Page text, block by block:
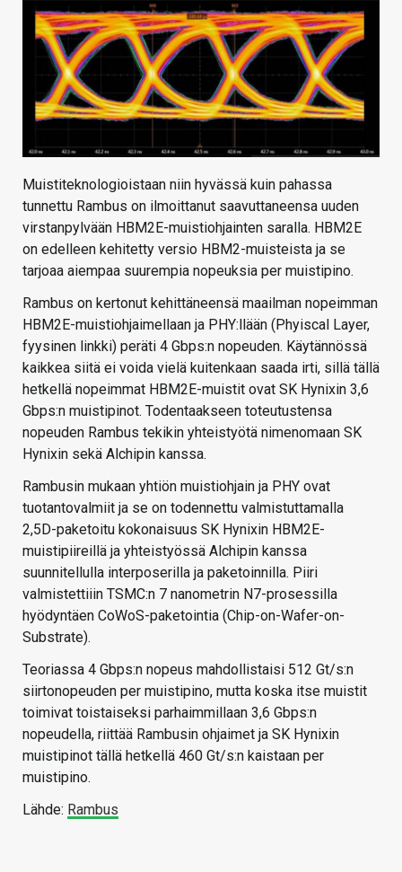
VAIHDA TEEMA
HAKU
Muistiteknologioistaan niin hyvässä kuin pahassa
tunnettu Rambus on ilmoittanut saavuttaneensa uuden
virstanpylvään HBM2E-muistiohjainten saralla. HBM2E
on edelleen kehitetty versio HBM2-muisteista ja se
tarjoaa aiempaa suurempia nopeuksia per muistipino.
Rambus on kertonut kehittäneensä maailman nopeimman
HBM2E-muistiohjaimellaan ja PHY:llään (Phyiscal Layer,
fyysinen linkki) peräti 4 Gbps:n nopeuden. Käytännössä
kaikkea siitä ei voida vielä kuitenkaan saada irti, sillä tällä
hetkellä nopeimmat HBM2E-muistit ovat SK Hynixin 3,6
Gbps:n muistipinot. Todentaakseen toteutustensa
nopeuden Rambus tekikin yhteistyötä nimenomaan SK
Hynixin sekä Alchipin kanssa.
Rambusin mukaan yhtiön muistiohjain ja PHY ovat
tuotantovalmiit ja se on todennettu valmistuttamalla
2,5D-paketoitu kokonaisuus SK Hynixin HBM2E-
muistipiireillä ja yhteistyössä Alchipin kanssa
suunnitellulla interposerilla ja paketoinnilla. Piiri
valmistettiiin TSMC:n 7 nanometrin N7-prosessilla
hyödyntäen CoWoS-paketointia (Chip-on-Wafer-on-
Substrate).
Teoriassa 4 Gbps:n nopeus mahdollistaisi 512 Gt/s:n
siirtonopeuden per muistipino, mutta koska itse muistit
toimivat toistaiseksi parhaimmillaan 3,6 Gbps:n
nopeudella, riittää Rambusin ohjaimet ja SK Hynixin
muistipinot tällä hetkellä 460 Gt/s:n kaistaan per
muistipino.
Lähde: Rambus